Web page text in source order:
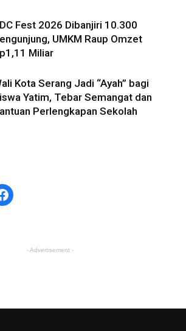
Fest 2026 Dibanjiri 10.300
UMKM Raup Omzet
Miliar
Kota Serang Jadi “Ayah” bagi
Yatim, Tebar Semangat dan
Perlengkapan Sekolah
- Advertisement -